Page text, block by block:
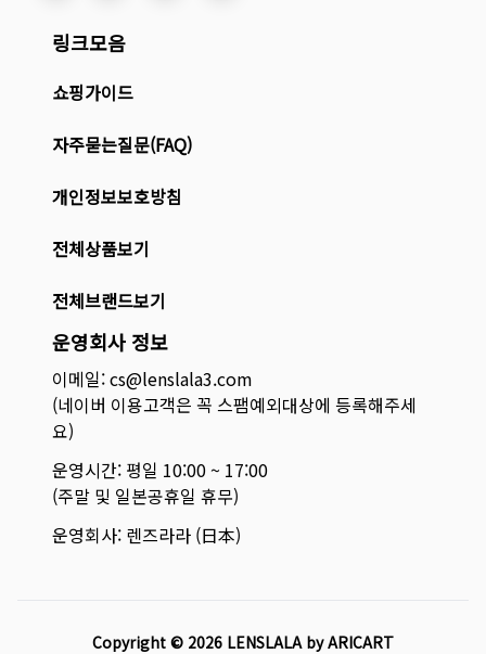
링크모음
쇼핑가이드
자주묻는질문(FAQ)
개인정보보호방침
전체상품보기
전체브랜드보기
운영회사 정보
이메일: cs@lenslala3.com
(네이버 이용고객은 꼭 스팸예외대상에 등록해주세
요)
운영시간: 평일 10:00 ~ 17:00
(주말 및 일본공휴일 휴무)
운영회사: 렌즈라라 (日本)
Copyright © 2026 LENSLALA by ARICART